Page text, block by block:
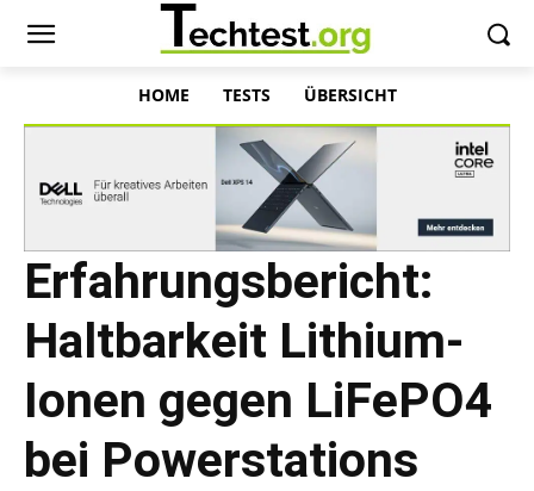
HOME TESTS ÜBERSICHT
Erfahrungsbericht:
Haltbarkeit Lithium-
Ionen gegen LiFePO4
bei Powerstations